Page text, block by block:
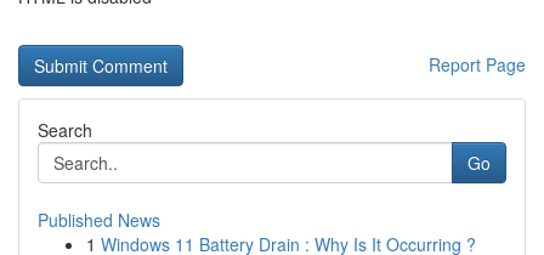
Report Page
Search
Go
Published News
1 Windows 11 Battery Drain : Why Is It Occurring ?